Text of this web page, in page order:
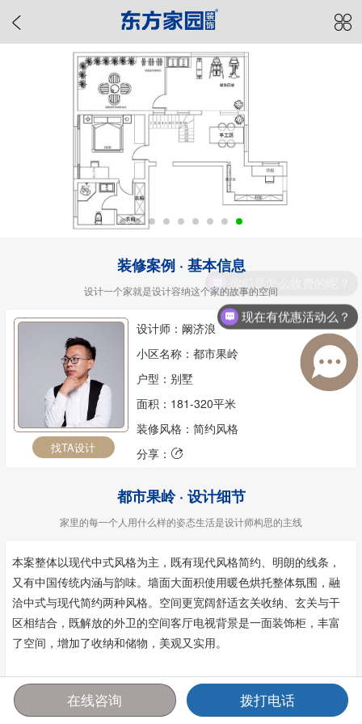
装修案例 · 基本信息
设计一个家就是设计容纳这个家的故事的空间
找TA设计
设计师：阚济浪
小区名称：都市果岭
户型：别墅
面积：181-320平米
装修风格：简约风格
分享： 
都市果岭 · 设计细节
家里的每一个人用什么样的姿态生活是设计师构思的主线
本案整体以现代中式风格为主，既有现代风格简约、明朗的线条，
又有中国传统内涵与韵味。墙面大面积使用暖色烘托整体氛围，融
洽中式与现代简约两种风格。空间更宽阔舒适玄关收纳、玄关与干
区相结合，既解放的外卫的空间客厅电视背景是一面装饰柜，丰富
了空间，增加了收纳和储物，美观又实用。
首页 报价 电话 咨询
现在有优惠活动么？
在线咨询 拨打电话